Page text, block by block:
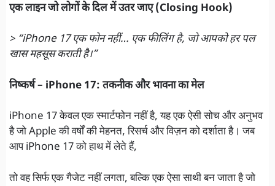
एक लाइन जो लोगों के दिल में उतर जाए (Closing Hook)
> “iPhone 17 एक फोन नहीं… एक फीलिंग है, जो आपको हर पल
खास महसूस कराती है।”
निष्कर्ष – iPhone 17: तकनीक और भावना का मेल
iPhone 17 केवल एक स्मार्टफोन नहीं है, यह एक ऐसी सोच और अनुभव
है जो Apple की वर्षों की मेहनत, रिसर्च और विज़न को दर्शाता है। जब
आप iPhone 17 को हाथ में लेते हैं,
तो वह सिर्फ एक गैजेट नहीं लगता, बल्कि एक ऐसा साथी बन जाता है जो